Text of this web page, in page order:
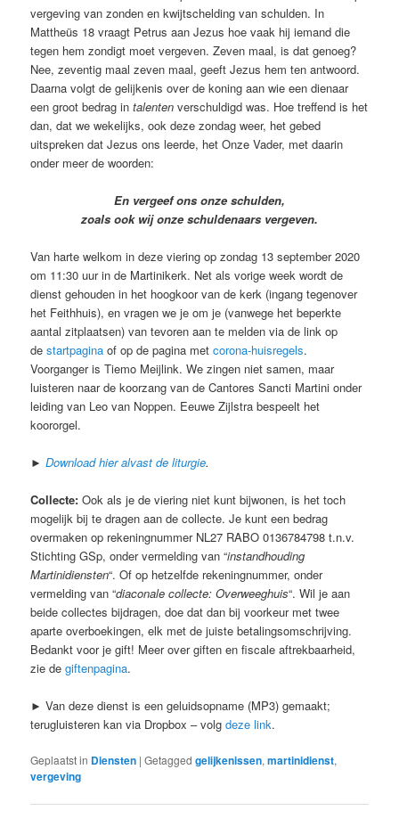
vergeving van zonden en kwijtschelding van schulden. In
Mattheüs 18 vraagt Petrus aan Jezus hoe vaak hij iemand die
tegen hem zondigt moet vergeven. Zeven maal, is dat genoeg?
Nee, zeventig maal zeven maal, geeft Jezus hem ten antwoord.
Daarna volgt de gelijkenis over de koning aan wie een dienaar
een groot bedrag intalenten verschuldigd was. Hoe treffend is het
dan, dat we wekelijks, ook deze zondag weer, het gebed
uitspreken dat Jezus ons leerde, het Onze Vader, met daarin
onder meer de woorden:
En vergeef ons onze schulden,
zoals ook wij onze schuldenaars vergeven.
Van harte welkom in deze viering op zondag 13 september 2020
om 11:30 uur in de Martinikerk. Net als vorige week wordt de
dienst gehouden in het hoogkoor van de kerk (ingang tegenover
het Feithhuis), en vragen we je om je (vanwege het beperkte
aantal zitplaatsen) van tevoren aan te melden via de link op
destartpagina of op de pagina metcorona-huisregels.
Voorganger is Tiemo Meijlink. We zingen niet samen, maar
luisteren naar de koorzang van de Cantores Sancti Martini onder
leiding van Leo van Noppen. Eeuwe Zijlstra bespeelt het
koororgel.
►Download hier alvast de liturgie.
Collecte: Ook als je de viering niet kunt bijwonen, is het toch
mogelijk bij te dragen aan de collecte. Je kunt een bedrag
overmaken op rekeningnummer NL27 RABO 0136784798 t.n.v.
Stichting GSp, onder vermelding van “instandhouding
Martinidiensten“. Of op hetzelfde rekeningnummer, onder
vermelding van “diaconale collecte: Overweeghuis“. Wil je aan
beide collectes bijdragen, doe dat dan bij voorkeur met twee
aparte overboekingen, elk met de juiste betalingsomschrijving.
Bedankt voor je gift! Meer over giften en fiscale aftrekbaarheid,
zie degiftenpagina.
► Van deze dienst is een geluidsopname (MP3) gemaakt;
terugluisteren kan via Dropbox – volgdeze link.
Geplaatst in Diensten |Getagged gelijkenissen,martinidienst,
vergeving